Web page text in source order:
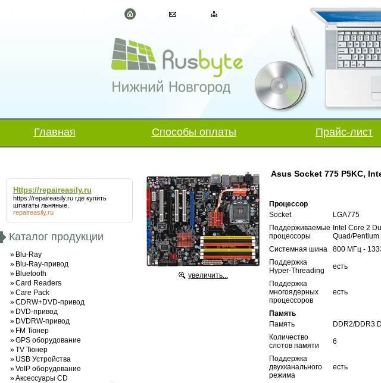
Главная Способы оплаты Прайс-лист
Https://repaireasily.ru
https://repaireasily.ruгде купить
шпагаты льняные.
repaireasily.ru
Каталог продукции
» Blu-Ray
» Blu-Ray-привод
» Bluetooth
»Card Readers
»Care Pack
»CDRW+DVD-привод
» DVD-привод
» DVDRW-привод
» FM Тюнер
»GPS оборудование
»TV Тюнер
» USB Устройства
»VoIP оборудование
»Аксессуары CD
увеличить...
Asus Socket 775 P5KC,
Процессор
Socket
LGA775
Поддерживаемые
процессоры
Intel Core 2
Quad/Pentium
Системная шина
800 МГц -
Поддержка
Hyper-Threading
есть
Поддержка
многоядерных
процессоров
есть
Память
Память
DDR2/DDR3
Количество
слотов памяти
6
Поддержка
двухканального
режима
есть